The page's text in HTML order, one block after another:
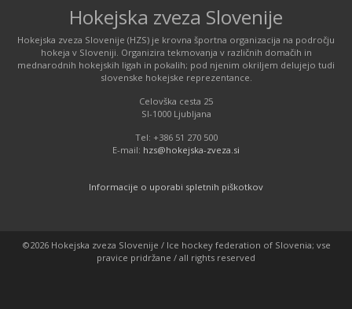
Hokejska zveza Slovenije
Hokejska zveza Slovenije (HZS) je krovna športna organizacija na področju
hokeja v Sloveniji. Organizira tekmovanja v različnih domačih in
mednarodnih hokejskih ligah in pokalih; pod njenim okriljem delujejo tudi
slovenske hokejske reprezentance.
Celovška cesta 25
SI-1000 Ljubljana
Tel: +386 51 270 500
E-mail: hzs@hokejska-zveza.si
Informacije o uporabi spletnih piškotkov
©2026 Hokejska zveza Slovenije / Ice hockey federation of Slovenia; vse
pravice pridržane / all rights reserved